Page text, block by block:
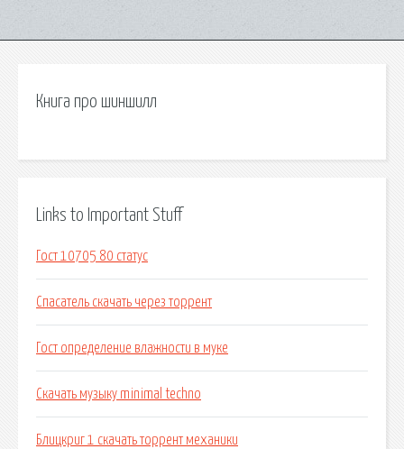
Книга про шиншилл
Links to Important Stuff
Гост 10705 80 статус
Спасатель скачать через торрент
Гост определение влажности в муке
Скачать музыку minimal techno
Блицкриг 1 скачать торрент механики